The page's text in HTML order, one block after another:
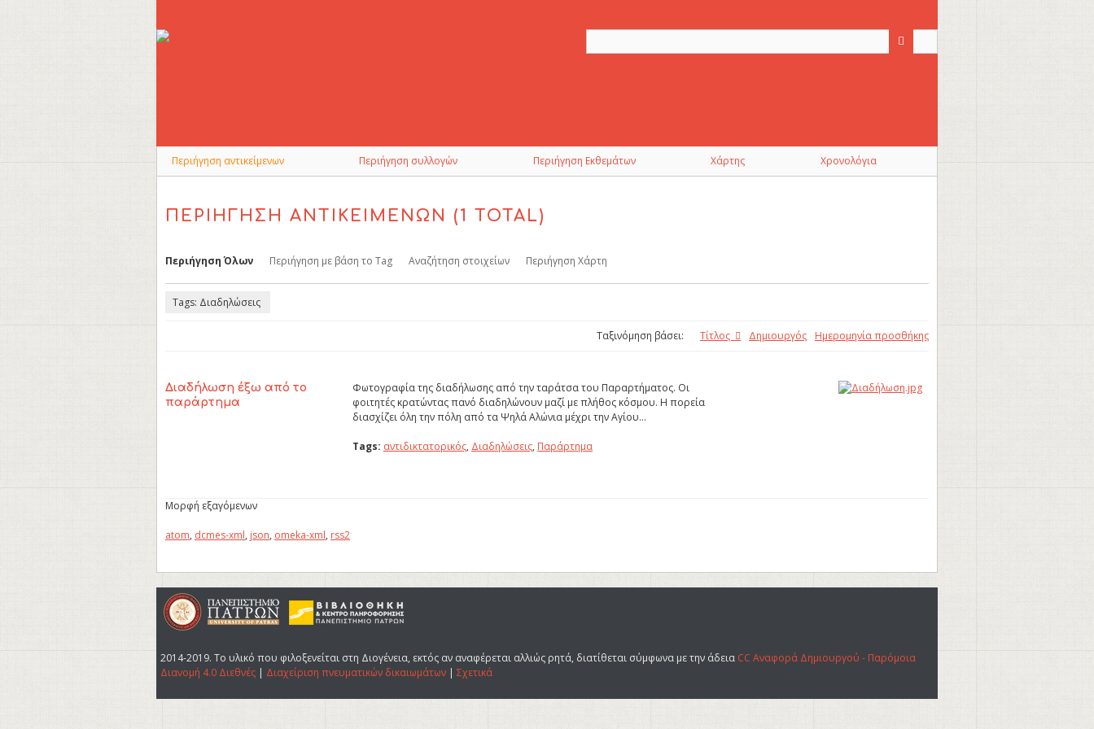
Περιήγηση αντικείμενων Περιήγηση συλλογών Περιήγηση Εκθεμάτων Χάρτης Χρονολόγια
ΠΕΡΙΉΓΗΣΗ ΑΝΤΙΚΕΊΜΕΝΩΝ (1 TOTAL)
Περιήγηση Όλων Περιήγηση με βάση το Tag Αναζήτηση στοιχείων Περιήγηση Χάρτη
Tags: Διαδηλώσεις
Ταξινόμηση βάσει: Τίτλος Δημιουργός Ημερομηνία προσθήκης
Διαδήλωση έξω από το
παράρτημα
Φωτογραφία της διαδήλωσης από την ταράτσα του Παραρτήματος. Οι
φοιτητές κρατώντας πανό διαδηλώνουν μαζί με πλήθος κόσμου. Η πορεία
διασχίζει όλη την πόλη από τα Ψηλά Αλώνια μέχρι την Αγίου…
Tags: αντιδικτατορικός, Διαδηλώσεις, Παράρτημα
Μορφή εξαγόμενων
atom, dcmes-xml, json, omeka-xml, rss2
2014-2019. Tο υλικό που φιλοξενείται στη Διογένεια, εκτός αν αναφέρεται αλλιώς ρητά, διατίθεται σύμφωνα με την άδεια CC Αναφορά Δημιουργού - Παρόμοια
Διανομή 4.0 Διεθνές | Διαχείριση πνευματικών δικαιωμάτων | Σχετικά